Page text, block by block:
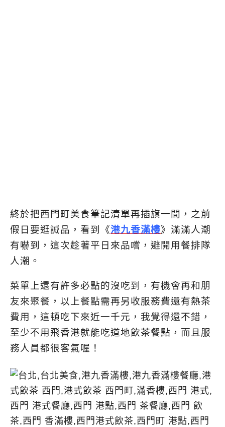
終於把西門町美食筆記清單再插旗一間，之前
假日要逛誠品，看到《港九香滿樓》滿滿人潮
有嚇到，這次趁著平日來品嚐，避開用餐排隊
人潮。
菜單上還有許多必點的沒吃到，有機會再和朋
友來聚餐，以上餐點需再另收服務費還有熱茶
費用，這頓吃下來近一千元，我覺得還不錯，
至少不用飛香港就能吃道地飲茶餐點，而且服
務人員都很客氣喔！